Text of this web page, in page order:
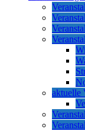
aktuelle